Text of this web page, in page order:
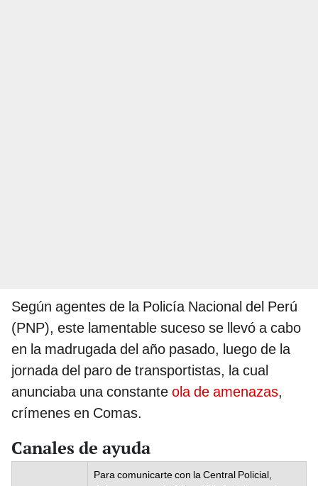
Según agentes de la Policía Nacional del Perú
(PNP), este lamentable suceso se llevó a cabo
en la madrugada del año pasado, luego de la
jornada del paro de transportistas, la cual
anunciaba una constante ola de amenazas,
crímenes en Comas.
Canales de ayuda
Para comunicarte con la Central Policial,